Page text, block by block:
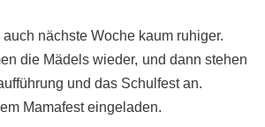
nächste Woche kaum ruhiger.
die Mädels wieder, und dann stehen
und das Schulfest an.
Mamafest eingeladen.